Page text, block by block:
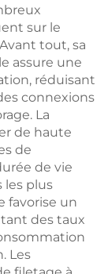
sur le
tout, sa
assure une
réduisant
connexions
La
de haute
de
de vie
les plus
favorise un
des taux
Les